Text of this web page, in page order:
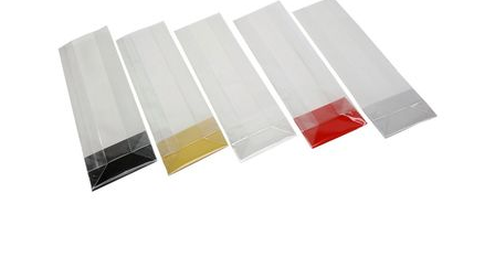
SACS À FOND CARRÉ ÉPAIS 60MY
SACHETS STAND UP DOYPACKS
SACS SOUS VIDE 3-LAS
SACS CARRÉS EN CRISTAL TRANSPARENT (PP)